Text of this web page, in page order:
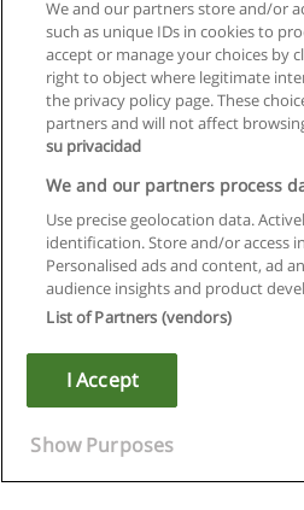
Regras de
Privacidade de
Copyright © Educaedu Business
We and our partners store and/or
such as unique IDs in cookies to
accept or manage your choices by
right to object where legitimate
the privacy policy page. These
partners and will not affect
su privacidad
We and our partners process
Use precise geolocation data.
identification. Store and/or access
Personalised ads and content, ad
audience insights and product
List of Partners (vendors)
I Accept
Show Purposes